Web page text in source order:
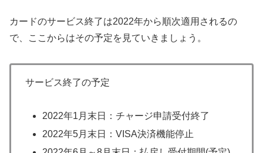
カードのサービス終了は2022年から順次適用されるの
で、ここからはその予定を見ていきましょう。
サービス終了の予定
2022年1月末日：チャージ申請受付終了
2022年5月末日：VISA決済機能停止